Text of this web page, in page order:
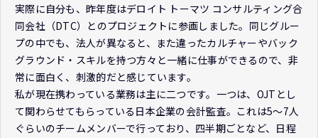
実際に自分も、昨年度はデロイト トーマツ コンサルティング合
同会社（DTC）とのプロジェクトに参画しました。同じグルー
プの中でも、法人が異なると、また違ったカルチャーやバック
グラウンド・スキルを持つ方々と一緒に仕事ができるので、非
常に面白く、刺激的だと感じています。
私が現在携わっている業務は主に二つです。一つは、OJTとし
て関わらせてもらっている日本企業の会計監査。これは5～7人
ぐらいのチームメンバーで行っており、四半期ごとなど、日程